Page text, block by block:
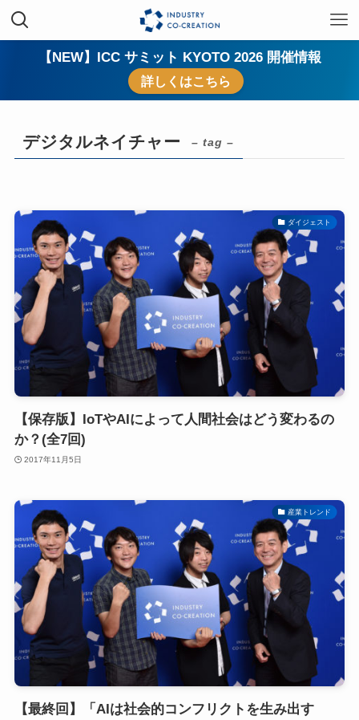
【NEW】ICC サミット KYOTO 2026 開催情報
詳しくはこちら
デジタルネイチャー – tag –
ダイジェスト
【保存版】IoTやAIによって人間社会はどう変わるの
か？(全7回)
2017年11月5日
産業トレンド
【最終回】「AIは社会的コンフリクトを生み出す